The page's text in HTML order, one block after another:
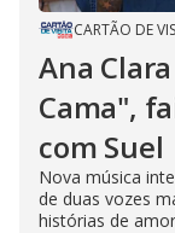
CARTÃO DE
Ana
Cama",
com Suel
Nova música
de duas vozes
histórias de